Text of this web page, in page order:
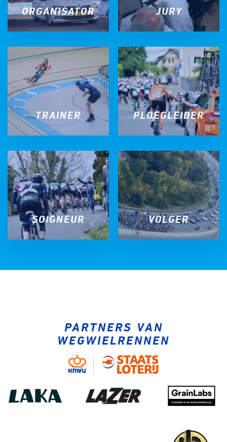
ORGANISATOR JURY
TRAINER PLOEGLEIDER
SOIGNEUR VOLGER
PARTNERS VAN
WEGWIELRENNEN